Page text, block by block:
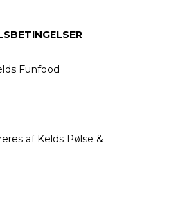
Funfood
af Kelds Pølse &